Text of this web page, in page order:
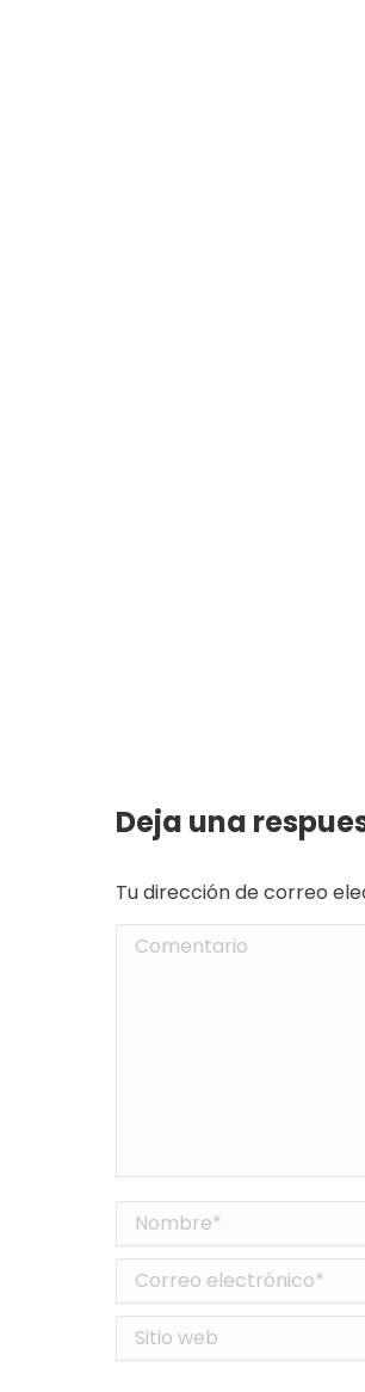
Deja una
Tu dirección de correo
Comentario
Nombre *
Correo electrónico *
Sitio web